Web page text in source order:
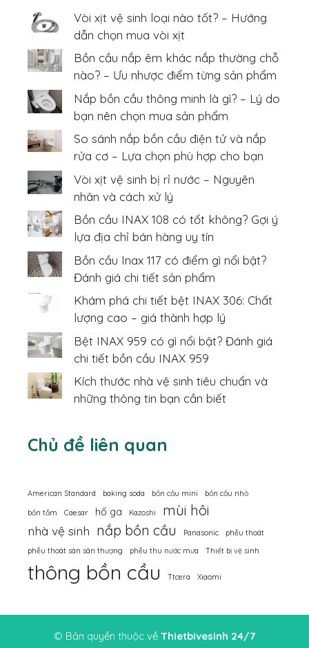
Vòi xịt vệ sinh loại nào tốt? – Hướng
dẫn chọn mua vòi xịt
Bồn cầu nắp êm khác nắp thường chỗ
nào? – Ưu nhược điểm từng sản phẩm
Nắp bồn cầu thông minh là gì? – Lý do
bạn nên chọn mua sản phẩm
So sánh nắp bồn cầu điện tử và nắp
rửa cơ – Lựa chọn phù hợp cho bạn
Vòi xịt vệ sinh bị rỉ nước – Nguyên
nhân và cách xử lý
Bồn cầu INAX 108 có tốt không? Gợi ý
lựa địa chỉ bán hàng uy tín
Bồn cầu Inax 117 có điểm gì nổi bật?
Đánh giá chi tiết sản phẩm
Khám phá chi tiết bệt INAX 306: Chất
lượng cao – giá thành hợp lý
Bệt INAX 959 có gì nổi bật? Đánh giá
chi tiết bồn cầu INAX 959
Kích thước nhà vệ sinh tiêu chuẩn và
những thông tin bạn cần biết
Chủ đề liên quan
American Standard baking soda bồn cầu mini
bồn cầu nhỏ
bồn tắm
Caesar hố ga Kazoshi mùi hôi
nhà vệ sinh nắp bồn cầu Panasonic
phễu thoát
phễu thoát sàn sân thượng
phễu thu nước mưa Thiết bị vệ sinh
thông bồn cầu Ttcera Xiaomi
© Bản quyền thuộc về Thietbivesinh 24/7